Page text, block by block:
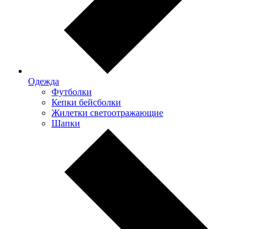
Одежда
Футболки
Кепки бейсболки
Жилетки светоотражающие
Шапки